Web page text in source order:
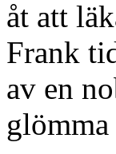
åt att
Frank
av en